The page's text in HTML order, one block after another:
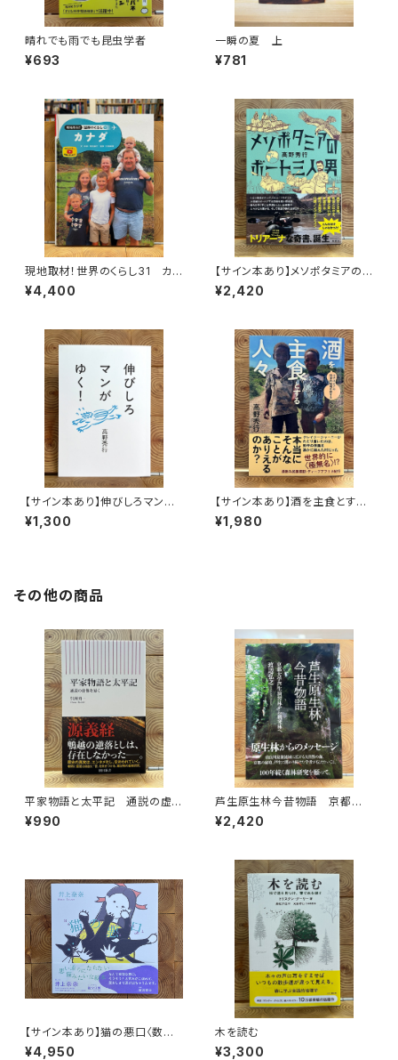
晴れでも雨でも昆虫学者
¥693
一瞬の夏 上
¥781
現地取材！世界のくらし31 カナ
ダ
¥4,400
【サイン本あり】メソポタミアの
ボート三人男
¥2,420
【サイン本あり】伸びしろマンが
ゆく！
¥1,300
【サイン本あり】酒を主食とする
人々 エチオピアの科学的秘境
を旅する
¥1,980
その他の商品
平家物語と太平記 通説の虚
像を暴く
¥990
芦生原生林今昔物語 京都大
学芦生演習林から研究林へ
¥2,420
【サイン本あり】猫の悪口〈数量
限定・オリジナルトート付き〉
¥4,950
木を読む
¥3,300